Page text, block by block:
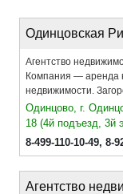
Одинцовская
Агентство
Компания — аренда
недвижимости.
Одинцово, г.
18 (4й подъезд, 3й
8-499-110-10-49, 8-
Агентство